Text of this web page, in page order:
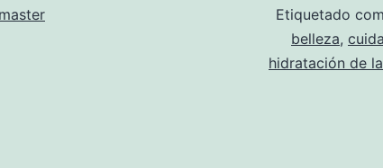
Etiquetado
belleza,
hidratación de